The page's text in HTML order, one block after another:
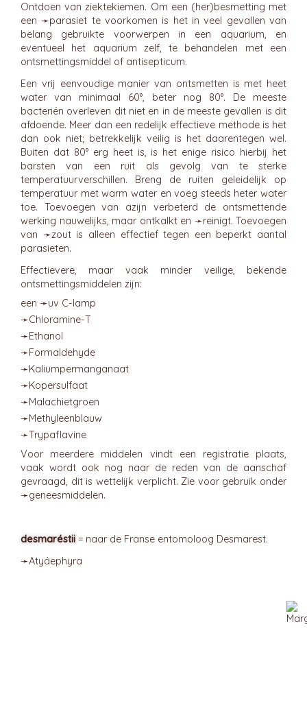
Ontdoen van ziektekiemen. Om een (her)besmetting met
een ➛parasiet te voorkomen is het in veel gevallen van
belang gebruikte voorwerpen in een aquarium, en
eventueel het aquarium zelf, te behandelen met een
ontsmettingsmiddel of antisepticum.
Een vrij eenvoudige manier van ontsmetten is met heet
water van minimaal 60°, beter nog 80°. De meeste
bacteriën overleven dit niet en in de meeste gevallen is dit
afdoende. Meer dan een redelijk effectieve methode is het
dan ook niet; betrekkelijk veilig is het daarentegen wel.
Buiten dat 80° erg heet is, is het enige risico hierbij het
barsten van een ruit als gevolg van te sterke
temperatuurverschillen. Breng de ruiten geleidelijk op
temperatuur met warm water en voeg steeds heter water
toe. Toevoegen van azijn verbeterd de ontsmettende
werking nauwelijks, maar ontkalkt en ➛reinigt. Toevoegen
van ➛zoutis alleen effectief tegen een beperkt aantal
parasieten.
Effectievere, maar vaak minder veilige, bekende
ontsmettingsmiddelen zijn:
een ➛uv C-lamp
➛Chloramine-T
➛Ethanol
➛Formaldehyde
➛Kaliumpermanganaat
➛Kopersulfaat
➛Malachietgroen
➛Methyleenblauw
➛Trypaflavine
Voor meerdere middelen vindt een registratie plaats,
vaak wordt ook nog naar de reden van de aanschaf
gevraagd, dit is wettelijk verplicht. Zie voor gebruik onder
➛geneesmiddelen.
desmaréstii = naar de Franse entomoloog Desmarest.
➛Atyáephyra